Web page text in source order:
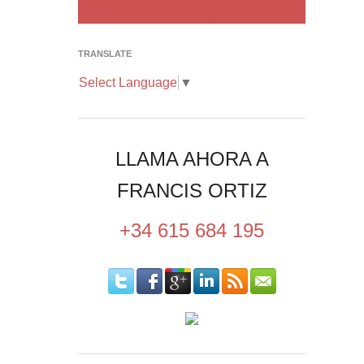
TRANSLATE
Select Language ▼
LLAMA AHORA A
FRANCIS ORTIZ
+34 615 684 195